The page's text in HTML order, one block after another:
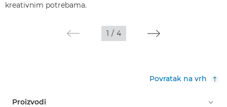
kreativnim potrebama.
1 / 4
Povratak na vrh
Proizvodi